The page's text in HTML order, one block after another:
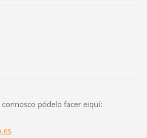
connosco pódelo facer eiquí: